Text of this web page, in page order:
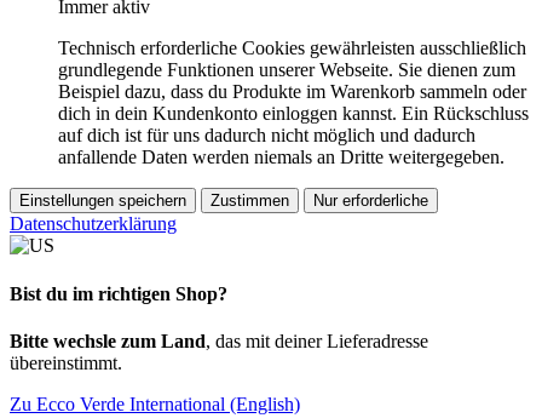
Immer aktiv
Technisch erforderliche Cookies gewährleisten ausschließlich
grundlegende Funktionen unserer Webseite. Sie dienen zum
Beispiel dazu, dass du Produkte im Warenkorb sammeln oder
dich in dein Kundenkonto einloggen kannst. Ein Rückschluss
auf dich ist für uns dadurch nicht möglich und dadurch
anfallende Daten werden niemals an Dritte weitergegeben.
Einstellungen speichern Zustimmen Nur erforderliche
Datenschutzerklärung
Bist du im richtigen Shop?
Bitte wechsle zum Land, das mit deiner Lieferadresse
übereinstimmt.
Zu Ecco Verde International (English)